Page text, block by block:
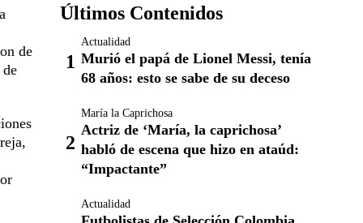
de
Últimos Contenidos
Actualidad
Murió el papá de Lionel Messi, tenía
68 años: esto se sabe de su deceso
María la Caprichosa
Actriz de ‘María, la caprichosa’
habló de escena que hizo en ataúd:
“Impactante”
Actualidad